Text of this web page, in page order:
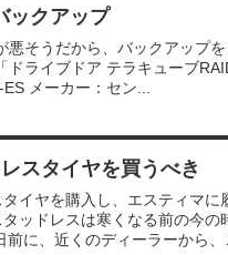
ックアップ
悪そうだから、バックアップ
ドライブドア テラキューブ
メーカー：セン...
スタイヤを買うべき
イヤを購入し、エスティマに
ッドレスは寒くなる前の今の
に、近くのディーラーから、